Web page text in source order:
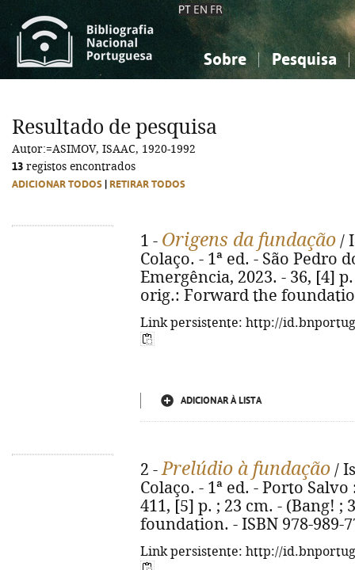
PT EN FR
Sobre Pesquisa
Ciências sociais...
Ciências sociais...
Resultado de pesquisa
Autor:=ASIMOV, ISAAC, 1920-1992
13 registos encontrados
ADICIONAR TODOS RETIRAR TODOS
1 - Origens da fundação /
Colaço. - 1ª ed. - São Pedro
Emergência, 2023. - 36, [4]
orig.: Forward the
Link persistente: http://
ADICIONAR À LISTA
2 -Prelúdio à fundação /
Colaço. - 1ª ed. - Porto
411, [5] p. ; 23 cm. - (Bang!
foundation. - ISBN 978-989-
Link persistente: http://